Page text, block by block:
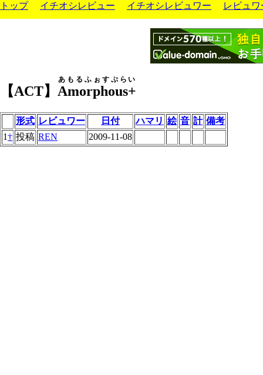
トップ イチオシレビュー イチオシレビュワー レビュワ
【ACT】 Amorphous+
あもるふぉすぷらい
形式 レビュワー 日付 ハマリ 絵 音 計 備考
1† 投稿 REN 2009-11-08